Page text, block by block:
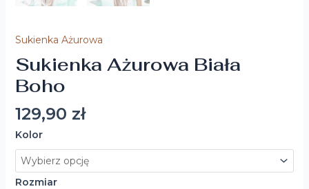
Sukienka Ażurowa
Sukienka Ażurowa Biała
Boho
129,90 zł
Kolor
Rozmiar